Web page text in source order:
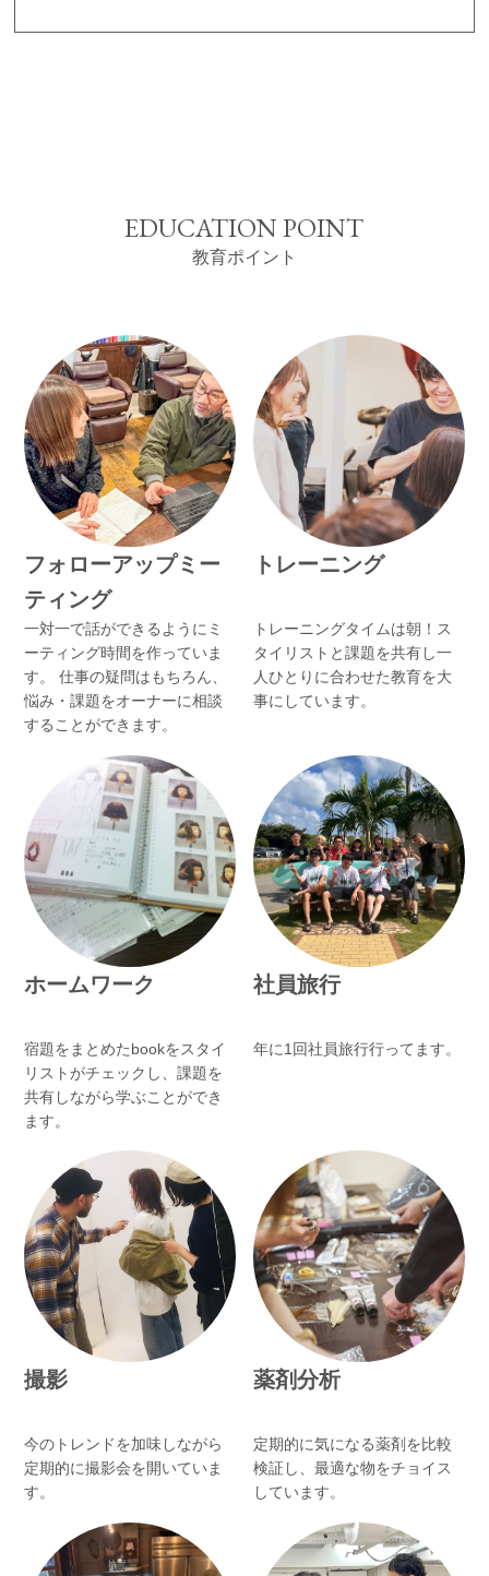
EDUCATION POINT
教育ポイント
フォローアップミー
ティング
一対一で話ができるようにミ
ーティング時間を作っていま
す。 仕事の疑問はもちろん、
悩み・課題をオーナーに相談
することができます。
トレーニング
トレーニングタイムは朝！ス
タイリストと課題を共有し一
人ひとりに合わせた教育を大
事にしています。
ホームワーク
宿題をまとめたbookをスタイ
リストがチェックし、課題を
共有しながら学ぶことができ
ます。
社員旅行
年に1回社員旅行行ってます。
撮影
今のトレンドを加味しながら
定期的に撮影会を開いていま
す。
薬剤分析
定期的に気になる薬剤を比較
検証し、最適な物をチョイス
しています。